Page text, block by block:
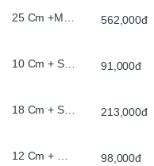
25 Cm +Màu Cổ, Bằng, , Đèn Le 562,000đ
10 Cm + Sơn Trắng , Đèn Le 91,000đ
18 Cm + Sơn Đen, Đèn Le 213,000đ
12 Cm + Màu Khói, Bằng, , Đèn Le 98,000đ